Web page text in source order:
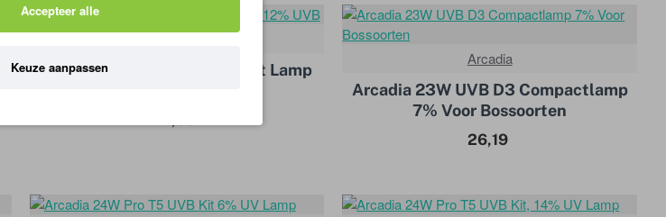
Arcadia
ARCADIA 23W D3+ Compact Lamp
Arcadia
Arcadia 23W UVB D3 Compactlamp
7% Voor Bossoorten
26,19
Accepteer alle
Keuze aanpassen